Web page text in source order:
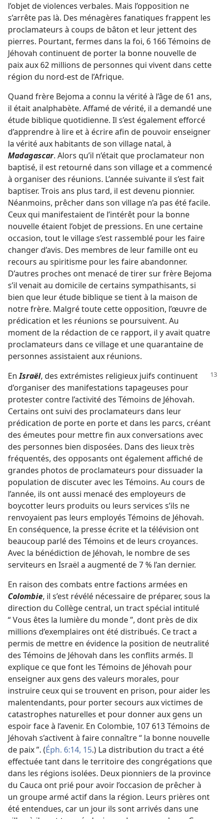
l’objet de violences verbales. Mais l’opposition ne
s’arrête pas là. Des ménagères fanatiques frappent les
proclamateurs à coups de bâton et leur jettent des
pierres. Pourtant, fermes dans la foi, 6 166 Témoins de
Jéhovah continuent de porter la bonne nouvelle de
paix aux 62 millions de personnes qui vivent dans cette
région du nord-est de l’Afrique.
Quand frère Bejoma a connu la vérité à l’âge de 61 ans,
il était analphabète. Affamé de vérité, il a demandé une
étude biblique quotidienne. Il s’est également efforcé
d’apprendre à lire et à écrire afin de pouvoir enseigner
la vérité aux habitants de son village natal, à
Madagascar. Alors qu’il n’était que proclamateur non
baptisé, il est retourné dans son village et a commencé
à organiser des réunions. L’année suivante il s’est fait
baptiser. Trois ans plus tard, il est devenu pionnier.
Néanmoins, prêcher dans son village n’a pas été facile.
Ceux qui manifestaient de l’intérêt pour la bonne
nouvelle étaient l’objet de pressions. En une certaine
occasion, tout le village s’est rassemblé pour les faire
changer d’avis. Des membres de leur famille ont eu
recours au spiritisme pour les faire abandonner.
D’autres proches ont menacé de tirer sur frère Bejoma
s’il venait au domicile de certains sympathisants, si
bien que leur étude biblique se tient à la maison de
notre frère. Malgré toute cette opposition, l’œuvre de
prédication et les réunions se poursuivent. Au
moment de la rédaction de ce rapport, il y avait quatre
proclamateurs dans ce village et une quarantaine de
personnes assistaient aux réunions.
EnIsraël, des extrémistes religieux juifs continuent
d’organiser des manifestations tapageuses pour
protester contre l’activité des Témoins de Jéhovah.
Certains ont suivi des proclamateurs dans leur
prédication de porte en porte et dans les parcs, créant
des émeutes pour mettre fin aux conversations avec
des personnes bien disposées. Dans des lieux très
fréquentés, des opposants ont également affiché de
grandes photos de proclamateurs pour dissuader la
population de discuter avec les Témoins. Au cours de
l’année, ils ont aussi menacé des employeurs de
boycotter leurs produits ou leurs services s’ils ne
renvoyaient pas leurs employés Témoins de Jéhovah.
En conséquence, la presse écrite et la télévision ont
beaucoup parlé des Témoins et de leurs croyances.
Avec la bénédiction de Jéhovah, le nombre de ses
serviteurs en Israël a augmenté de 7 % l’an dernier.
En raison des combats entre factions armées en
Colombie, il s’est révélé nécessaire de préparer, sous la
direction du Collège central, un tract spécial intitulé
“ Vous êtes la lumière du monde ”, dont près de dix
millions d’exemplaires ont été distribués. Ce tract a
permis de mettre en évidence la position de neutralité
des Témoins de Jéhovah dans les conflits armés. Il
explique ce que font les Témoins de Jéhovah pour
enseigner aux gens des valeurs morales, pour
instruire ceux qui se trouvent en prison, pour aider les
malentendants, pour porter secours aux victimes de
catastrophes naturelles et pour donner aux gens un
espoir face à l’avenir. En Colombie, 107 613 Témoins de
Jéhovah s’activent à faire connaître “ la bonne nouvelle
de paix ”. (Éph. 6:14, 15.) La distribution du tract a été
effectuée tant dans le territoire des congrégations que
dans les régions isolées. Deux pionniers de la province
du Cauca ont prié pour avoir l’occasion de prêcher à
un groupe armé actif dans la région. Leurs prières ont
été entendues, car un jour ils sont arrivés dans une